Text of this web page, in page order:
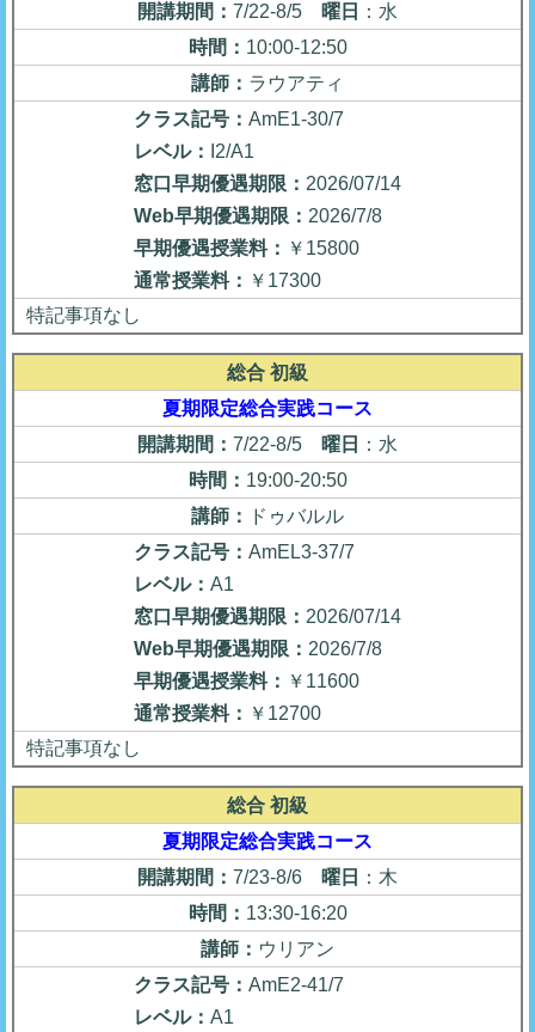
開講期間： 7/22-8/5 曜日
：水
時間： 10:00-12:50
講師： ラウアティ
クラス記号： AmE1-30/7
レベル：
I2/A1
窓口早期優遇期限： 2026/07/14
Web早期優遇期限： 2026/7/8
早期優遇授業料： ￥15800
通常授業料： ￥17300
特記事項なし
総合 初級
夏期限定総合実践コース
開講期間： 7/22-8/5 曜日
：水
時間： 19:00-20:50
講師：
ドゥバルル
クラス記号： AmEL3-37/7
レベル： A1
窓口早期優遇期限： 2026/07/14
Web早期優遇期限： 2026/7/8
早期優遇授業料： ￥11600
通常授業料： ￥12700
特記事項なし
総合 初級
夏期限定総合実践コース
開講期間： 7/23-8/6 曜日
：木
時間： 13:30-16:20
講師： ウリアン
クラス記号： AmE2-41/7
レベル： A1